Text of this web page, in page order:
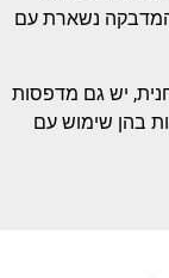
נשארת עם
יש גם מדפסות
בהן שימוש עם